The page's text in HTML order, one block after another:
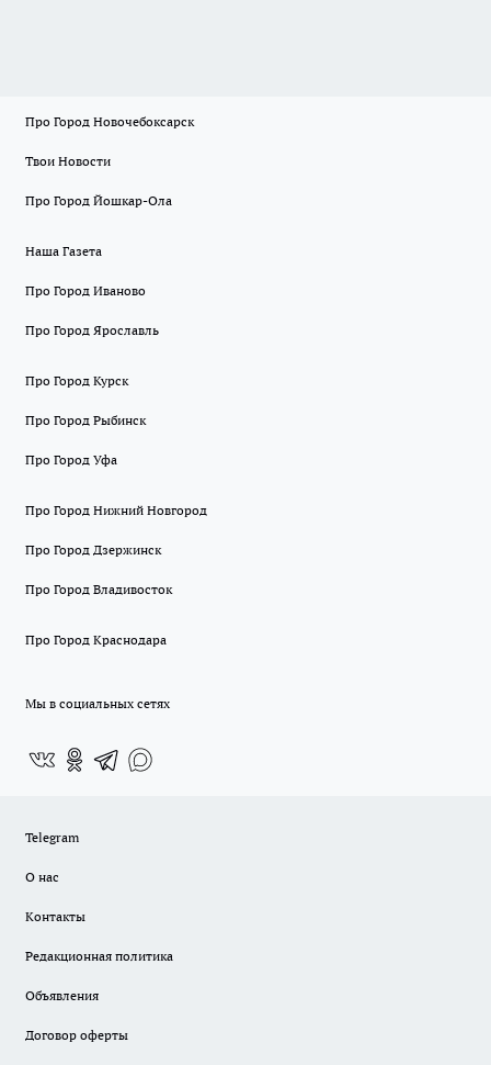
Про Город Новочебоксарск
Твои Новости
Про Город Йошкар-Ола
Наша Газета
Про Город Иваново
Про Город Ярославль
Про Город Курск
Про Город Рыбинск
Про Город Уфа
Про Город Нижний Новгород
Про Город Дзержинск
Про Город Владивосток
Про Город Краснодара
Мы в социальных сетях
Telegram
О нас
Контакты
Редакционная политика
Объявления
Договор оферты